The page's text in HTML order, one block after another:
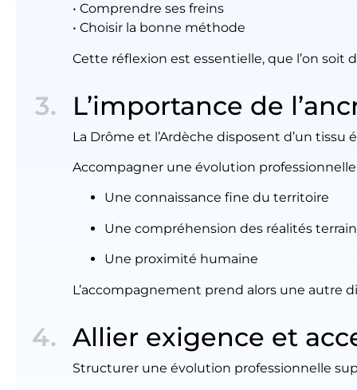
• Comprendre ses freins
• Choisir la bonne méthode
Cette réflexion est essentielle, que l’on soit
L’importance de
La Drôme et l’Ardèche disposent d’un
Accompagner une évolution professionnelle
Une connaissance fine du territoire
Une compréhension des réalités terrain
Une proximité humaine
L’accompagnement prend alors une autre
Allier exigence et
Structurer une évolution professionnelle